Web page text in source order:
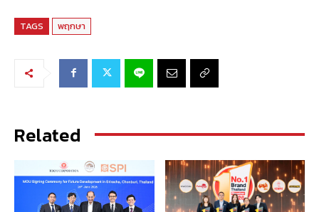
TAGS พฤกษา
Related